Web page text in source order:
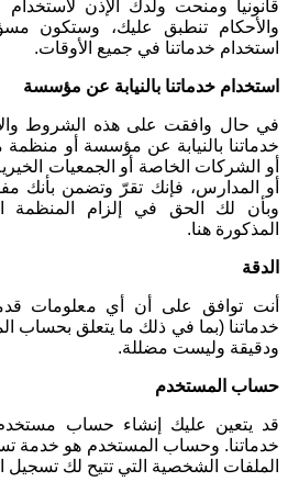
قانونياً ومنحت ولدك الإذن
والأحكام تنطبق عليك، وستكون
استخدام خدماتنا في جميع الأوقات.
استخدام خدماتنا بالنيابة عن مؤسسة
في حال وافقت على هذه الشروط
خدماتنا بالنيابة عن مؤسسة أو منظمة
أو الشركات الخاصة أو الجمعيات
أو المدارس، فإنك تقرّ وتضمن بأنك
وبأن لك الحق في إلزام المنظمة
المذكورة هنا.
الدقة
أنت توافق على أن أي معلومات
خدماتنا (بما في ذلك ما يتعلق
ودقيقة وليست مضللة.
حساب المستخدم
قد يتعين عليك إنشاء حساب
خدماتنا. وحساب المستخدم هو خدمة
الملفات الشخصية التي تتيح لك تسجيل